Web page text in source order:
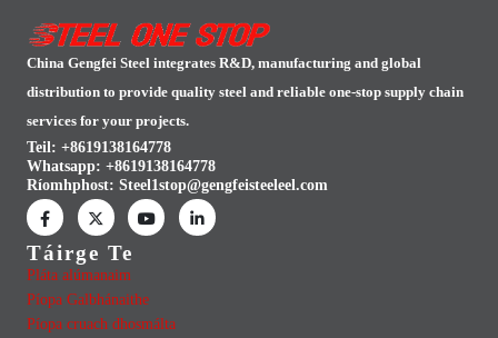
China Gengfei Steel integrates R&D, manufacturing and global
distribution to provide quality steel and reliable one-stop supply chain
services for your projects.
Teil: +8619138164778
Whatsapp: +8619138164778
Ríomhphost: Steel1stop@gengfeisteeleel.com
Táirge Te
Pláta alúmanaim
Píopa Galbhánaithe
Píopa cruach dhosmálta